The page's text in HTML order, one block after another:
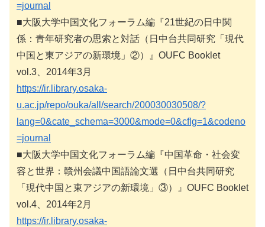
=journal
■大阪大学中国文化フォーラム編『21世紀の日中関
係：青年研究者の思索と対話（日中台共同研究「現代
中国と東アジアの新環境」②）』OUFC Booklet
vol.3、2014年3月
https://ir.library.osaka-
u.ac.jp/repo/ouka/all/search/200030030508/?
lang=0&cate_schema=3000&mode=0&cflg=1&codeno
=journal
■大阪大学中国文化フォーラム編『中国革命・社会変
容と世界：贛州会議中国語論文選（日中台共同研究
「現代中国と東アジアの新環境」③）』OUFC Booklet
vol.4、2014年2月
https://ir.library.osaka-